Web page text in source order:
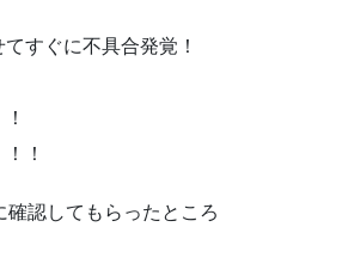
すぐに不具合発覚！
！
認してもらったところ